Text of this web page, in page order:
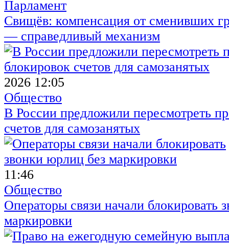
Парламент
Свищёв: компенсация от сменивших
— справедливый механизм
2026 12:05
Общество
В России предложили пересмотреть
счетов для самозанятых
11:46
Общество
Операторы связи начали блокировать
маркировки